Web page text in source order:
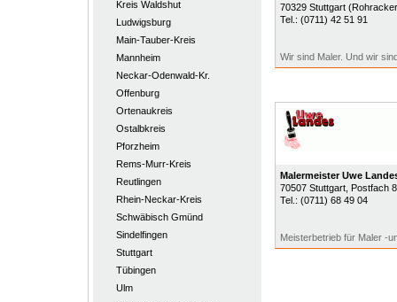
Kreis Waldshut
Ludwigsburg
Main-Tauber-Kreis
Mannheim
Neckar-Odenwald-Kr.
Offenburg
Ortenaukreis
Ostalbkreis
Pforzheim
Rems-Murr-Kreis
Reutlingen
Rhein-Neckar-Kreis
Schwäbisch Gmünd
Sindelfingen
Stuttgart
Tübingen
Ulm
70329 Stuttgart
Tel.: (0711) 42 51 91
Wir sind Maler. Und wir
Malermeister Uwe
70507 Stuttgart, Postfach
Tel.: (0711) 68 49 04
Meisterbetrieb für Maler -